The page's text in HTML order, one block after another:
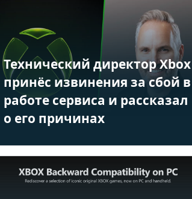
Технический директор Xbox
принёс извинения за сбой в
работе сервиса и рассказал
о его причинах